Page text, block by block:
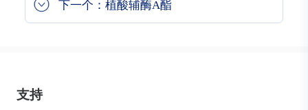
下一个：植酸辅酶A酯
支持